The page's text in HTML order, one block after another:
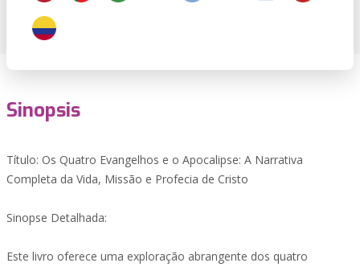
Sinopsis
Título: Os Quatro Evangelhos e o Apocalipse: A Narrativa
Completa da Vida, Missão e Profecia de Cristo
Sinopse Detalhada:
Este livro oferece uma exploração abrangente dos quatro